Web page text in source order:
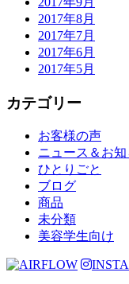
2017年8月
2017年7月
2017年6月
2017年5月
カテゴリー
お客様の声
ニュース＆お
ひとりごと
ブログ
商品
未分類
美容学生向け